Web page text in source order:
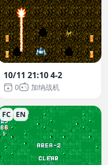
10/11 21:10 4-2
0 加纳战机
FC EN